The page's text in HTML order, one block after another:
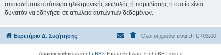
οποιαδήποτε απόπειρα ηλεκτρονικής εισβολής ή παραβίασης η οποία είναι
δυνατόν να οδηγήσει σε απώλεια αυτών των δεδομένων.
Ευρετήριο Δ. Συζήτησης Όλοι οι χρόνοι είναι UTC+03:00
Δημιουργήθηκε από phpBB® Forum Software © phpBB Limited